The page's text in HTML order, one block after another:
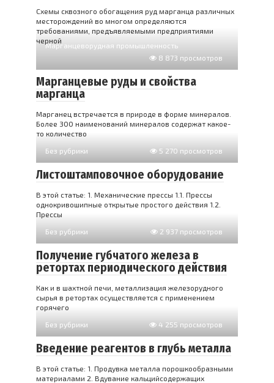
Схемы сквозного обогащения руд марганца различных
месторождений во многом определяются
требованиями, предъявляемыми предприятиями
черной
Марганцеворудная промышленность
8 873 просмотров
Марганцевые руды и свойства
марганца
Марганец встречается в природе в форме минералов.
Более 300 наименований минералов содержат какое-
то количество
Без рубрики
5 270 просмотров
Листоштамповочное оборудование
В этой статье: 1. Механические прессы 1.1. Прессы
однокривошипные открытые простого действия 1.2.
Прессы
Без рубрики
2 937 просмотров
Получение губчатого железа в
ретортах периодического действия
Как и в шахтной печи, металлизация железорудного
сырья в ретортах осуществляется с применением
горячего
Без рубрики
4 255 просмотров
Введение реагентов в глубь металла
В этой статье: 1. Продувка металла порошкооб­разными
материалами 2. Вдувание кальцийсодержа­щих